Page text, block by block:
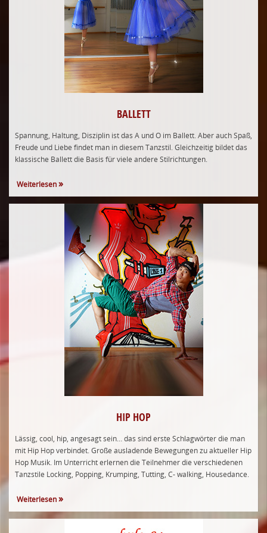
BALLETT
Spannung, Haltung, Disziplin ist das A und O im Ballett. Aber auch Spaß,
Freude und Liebe findet man in diesem Tanzstil. Gleichzeitig bildet das
klassische Ballett die Basis für viele andere Stilrichtungen.
Weiterlesen
HIP HOP
Lässig, cool, hip, angesagt sein… das sind erste Schlagwörter die man
mit Hip Hop verbindet. Große ausladende Bewegungen zu aktueller Hip
Hop Musik. Im Unterricht erlernen die Teilnehmer die verschiedenen
Tanzstile Locking, Popping, Krumping, Tutting, C- walking, Housedance.
Weiterlesen